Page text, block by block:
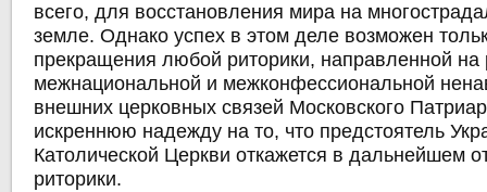
всего, для восстановления мира на
земле. Однако успех в этом деле возможен
прекращения любой риторики, направленной на
межнациональной и межконфессиональной
внешних церковных связей Московского
искреннюю надежду на то, что предстоятель
Католической Церкви откажется в дальнейшем
риторики.